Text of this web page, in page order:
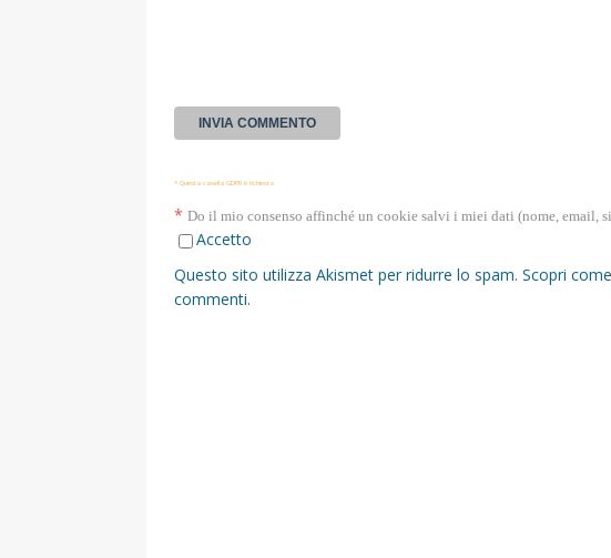
* Questa casella GDPR è richiesta
* Do il mio consenso affinché un cookie salvi i miei dati (nome, email,
Accetto
Questo sito utilizza Akismet per ridurre lo spam. Scopri
commenti.